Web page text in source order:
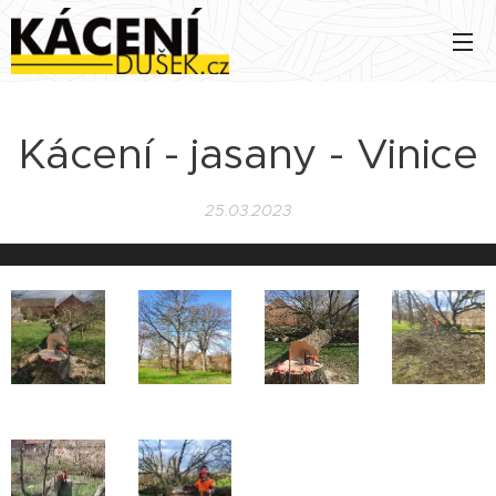
Kácení - jasany - Vinice
25.03.2023